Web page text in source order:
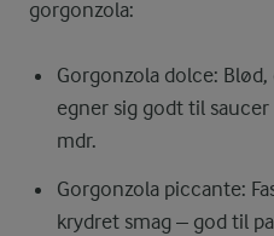
gorgonzola:
Gorgonzola dolce:
egner sig godt til
mdr.
Gorgonzola piccante:
krydret smag – god til